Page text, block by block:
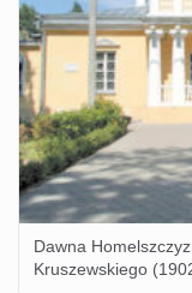
Dawna
Kruszewskiego